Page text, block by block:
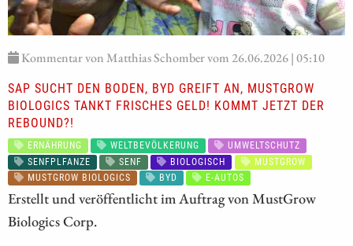
Kommentar von Matthias Schomber vom 26.06.2026 | 05:10
SAP SUCHT DEN BODEN, BYD GREIFT AN, MUSTGROW
BIOLOGICS TANKT FRISCHES GELD! KOMMT JETZT DER
REBOUND?!
ERNÄHRUNG WELTBEVÖLKERUNG
UMWELTSCHUTZ
SENFPLFANZE
SENF BIOLOGISCH
MUSTGROW
MUSTGROW BIOLOGICS
BYD E-AUTOS
Erstellt und veröffentlicht im Auftrag von MustGrow
Biologics Corp.